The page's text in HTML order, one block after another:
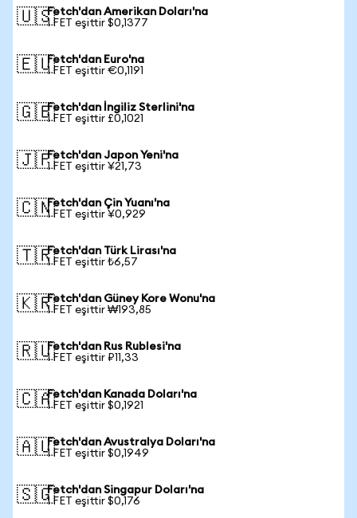
🇺🇸Fetch'dan Amerikan Doları'na
1 FET eşittir $0,1377
🇪🇺Fetch'dan Euro'na
1 FET eşittir €0,1191
🇬🇧Fetch'dan İngiliz Sterlini'na
1 FET eşittir £0,1021
🇯🇵Fetch'dan Japon Yeni'na
1 FET eşittir ¥21,73
🇨🇳Fetch'dan Çin Yuanı'na
1 FET eşittir ¥0,929
🇹🇷Fetch'dan Türk Lirası'na
1 FET eşittir ₺6,57
🇰🇷Fetch'dan Güney Kore Wonu'na
1 FET eşittir ₩193,85
🇷🇺Fetch'dan Rus Rublesi'na
1 FET eşittir ₽11,33
🇨🇦Fetch'dan Kanada Doları'na
1 FET eşittir $0,1921
🇦🇺Fetch'dan Avustralya Doları'na
1 FET eşittir $0,1949
🇸🇬Fetch'dan Singapur Doları'na
1 FET eşittir $0,176